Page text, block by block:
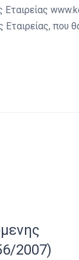
που
2007)